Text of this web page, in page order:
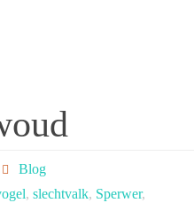
Blog
, slechtvalk, Sperwer,